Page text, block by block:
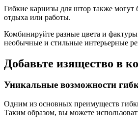
Гибкие карнизы для штор также могут
отдыха или работы.
Комбинируйте разные цвета и
необычные и стильные интерьерные
Добавьте изящество в
Уникальные возможности
Одним из основных преимуществ
Таким образом, вы можете